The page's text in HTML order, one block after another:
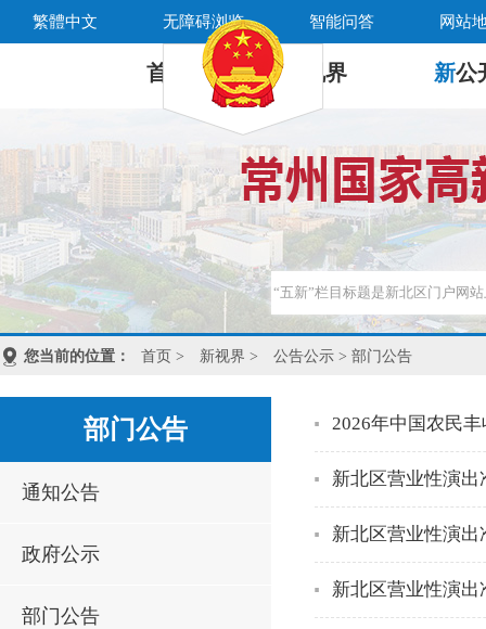
繁體中文 无障碍浏览 智能问答 网站
首 页 新 视界 新公
您当前的位置： 首页 > 新视界 > 公告公示 > 部门公告
部门公告
通知公告
政府公示
部门公告
2026年中国农民
新北区营业性演
新北区营业性演
新北区营业性演